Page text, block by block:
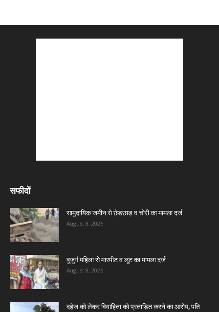
सफीदों
सामुदायिक जमीन से छेड़छाड़ व चोरी का मामला दर्ज
August 8, 2026
बुजुर्ग महिला से मारपीट व लूट का मामला दर्ज
August 8, 2026
दहेज को लेकर विवाहिता को प्रताड़ित करने का आरोप, पति